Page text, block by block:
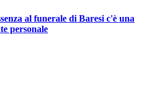
al funerale di Baresi c'è una
personale